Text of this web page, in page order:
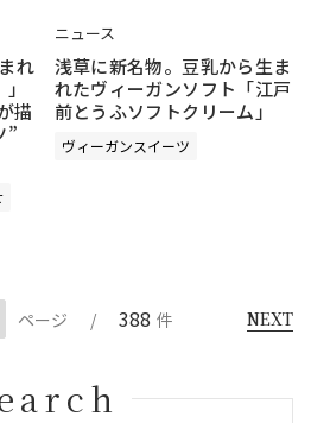
れ
描
”
ニュース
浅草に新名物。豆乳から生ま
れたヴィーガンソフト「江戸
前とうふソフトクリーム」
ヴィーガンスイーツ
ページ / 388 件 NEXT